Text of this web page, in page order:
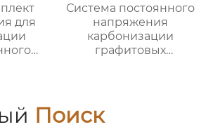
для
Система постоянного
напряжения
карбонизации
графитовых
Поиск